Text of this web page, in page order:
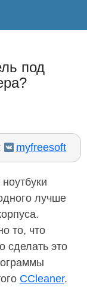
под
myfreesoft
лучше
то, что
сделать это
CCleaner.